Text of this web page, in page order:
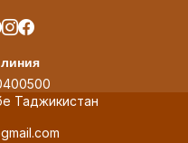
Таджикистан